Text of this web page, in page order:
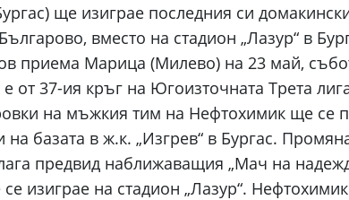
ще изиграе последния си
вместо на стадион „Лазур“ в
приема Марица (Милево) на 23 май,
от 37-ия кръг на Югоизточната Трета
на мъжкия тим на Нефтохимик ще се
базата в ж.к. „Изгрев“ в Бургас.
предвид наближаващия „Мач на
изиграе на стадион „Лазур“.